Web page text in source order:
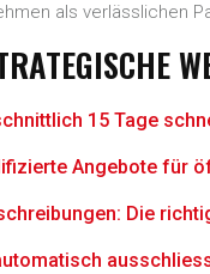
als verlässlichen
15 Tage
Angebote für
Die